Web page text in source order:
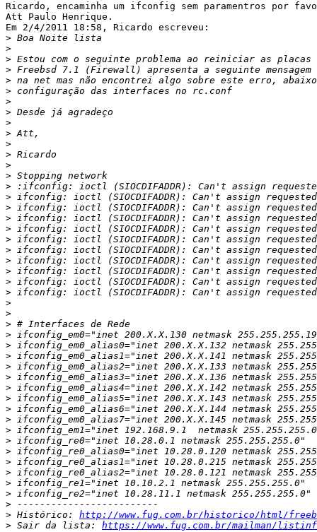
Ricardo, encaminha um ifconfig sem paramentros por
Att Paulo Henrique.
Em 2/4/2011 18:58, Ricardo escreveu:
>
>
>
>
>
>
>
>
>
>
>
>
>
>
>
>
>
>
>
>
>
>
>
>
>
>
>
>
>
>
>
>
>
>
>
>
>
>
>
>
>
>
>
>
>
> Histórico: http://www.fug.com.br/historico/html/
> Sair da lista: https://www.fug.com.br/mailman/